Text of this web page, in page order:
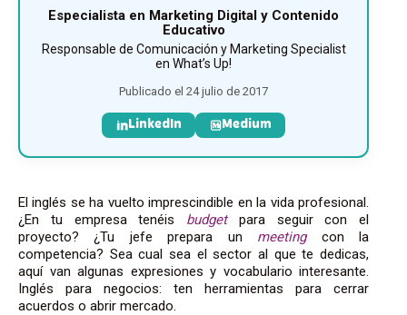
Especialista en Marketing Digital y Contenido
Educativo
Responsable de Comunicación y Marketing Specialist
en What’s Up!
Publicado el 24 julio de 2017
LinkedIn Medium
El inglés se ha vuelto imprescindible en la vida profesional.
¿En tu empresa tenéis budget para seguir con el
proyecto? ¿Tu jefe prepara un meeting con la
competencia? Sea cual sea el sector al que te dedicas,
aquí van algunas expresiones y vocabulario interesante.
Inglés para negocios: ten herramientas para cerrar
acuerdos o abrir mercado.